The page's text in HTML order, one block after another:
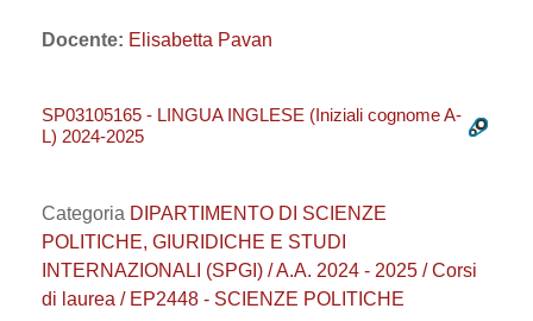
Docente: Elisabetta Pavan
SP03105165 - LINGUA INGLESE (Iniziali cognome A-
L) 2024-2025
Categoria DIPARTIMENTO DI SCIENZE
POLITICHE, GIURIDICHE E STUDI
INTERNAZIONALI (SPGI) / A.A. 2024 - 2025 / Corsi
di laurea / EP2448 - SCIENZE POLITICHE